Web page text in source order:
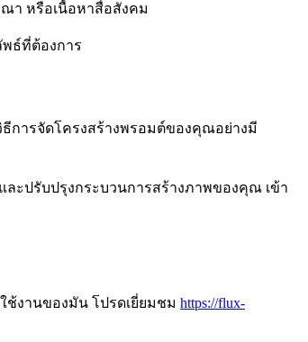
า หรือเนื้อหาสื่อสังคม
ธ์ที่ต้องการ
การจัดโครงสร้างพรอมต์ของคุณอย่างมี
ละปรับปรุงกระบวนการสร้างภาพของคุณ เข้า
ช้งานของมัน โปรดเยี่ยมชม https://flux-